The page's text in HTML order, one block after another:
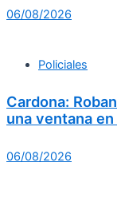
06/08/2026
Policiales
Cardona:
una ventana
06/08/2026